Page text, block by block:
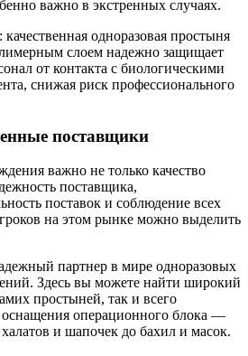
важно в экстренных случаях.
одноразовая простыня
слоем надежно защищает
от контакта с биологическими
снижая риск профессионального
поставщики
важно не только качество
поставщика,
поставок и соблюдение всех
на этом рынке можно выделить
партнер в мире одноразовых
Здесь вы можете найти широкий
простыней, так и всего
оснащения операционного блока —
и шапочек до бахил и масок.